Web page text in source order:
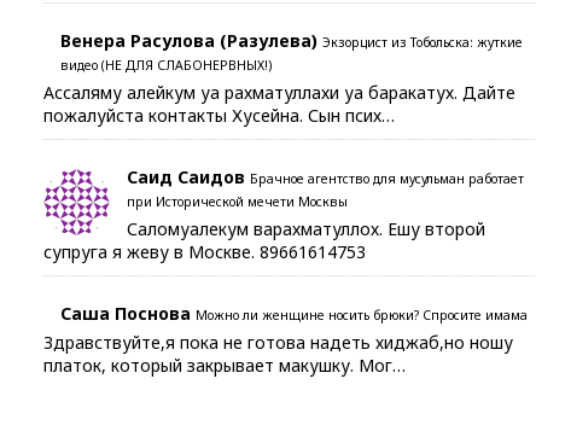
Венера Расулова (Разулева) Экзорцист из Тобольска: жуткие
видео (НЕ ДЛЯ СЛАБОНЕРВНЫХ!)
Ассаляму алейкум уа рахматуллахи уа баракатух. Дайте
пожалуйста контакты Хусейна. Сын псих…
Саид Саидов Брачное агентство для мусульман работает
при Исторической мечети Москвы
Саломуалекум варахматуллох. Ешу второй
супруга я жеву в Москве. 89661614753
Саша Поснова Можно ли женщине носить брюки? Спросите имама
Здравствуйте,я пока не готова надеть хиджаб,но ношу
платок, который закрывает макушку. Мог…